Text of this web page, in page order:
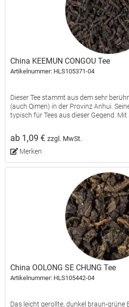
China KEEMUN CONGOU Tee
Artikelnummer: HLS105371-04
Dieser Tee stammt aus dem sehr
(auch Qimen) in der Provinz Anhui.
typisch für Tees aus dieser Gegend.
ab 1,09 €zzgl. MwSt.
Merken
China OOLONG SE CHUNG Tee
Artikelnummer: HLS105442-04
Das leicht gerollte, dunkel braun-